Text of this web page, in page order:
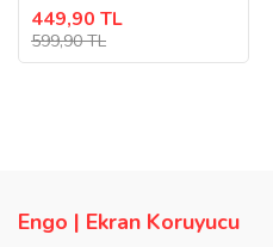
449,90 TL
599,90 TL
Engo | Ekran Koruyucu